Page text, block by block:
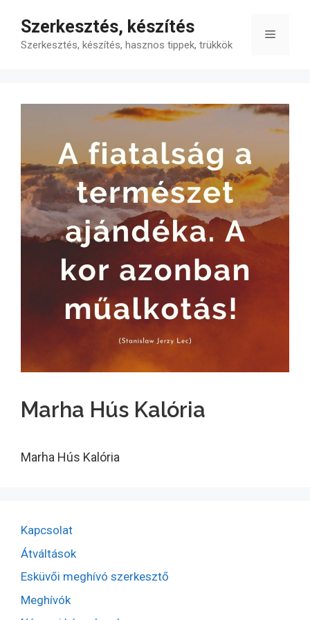
tartalomba
Szerkesztés, készítés
Szerkesztés, készítés, hasznos tippek, trükkök
Menü
Marha Hús Kalória
Marha Hús Kalória
Kapcsolat
Átváltások
Esküvői meghívó szerkesztő
Meghívók